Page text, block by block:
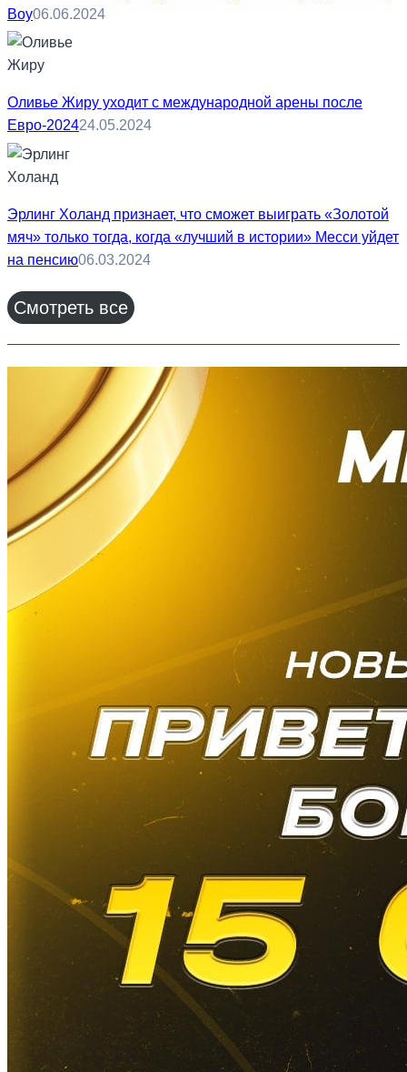
Boy06.06.2024
Оливье Жиру уходит с международной арены после
Евро-202424.05.2024
Эрлинг Холанд признает, что сможет выиграть «Золотой
мяч» только тогда, когда «лучший в истории» Месси уйдет
на пенсию06.03.2024
Смотреть все